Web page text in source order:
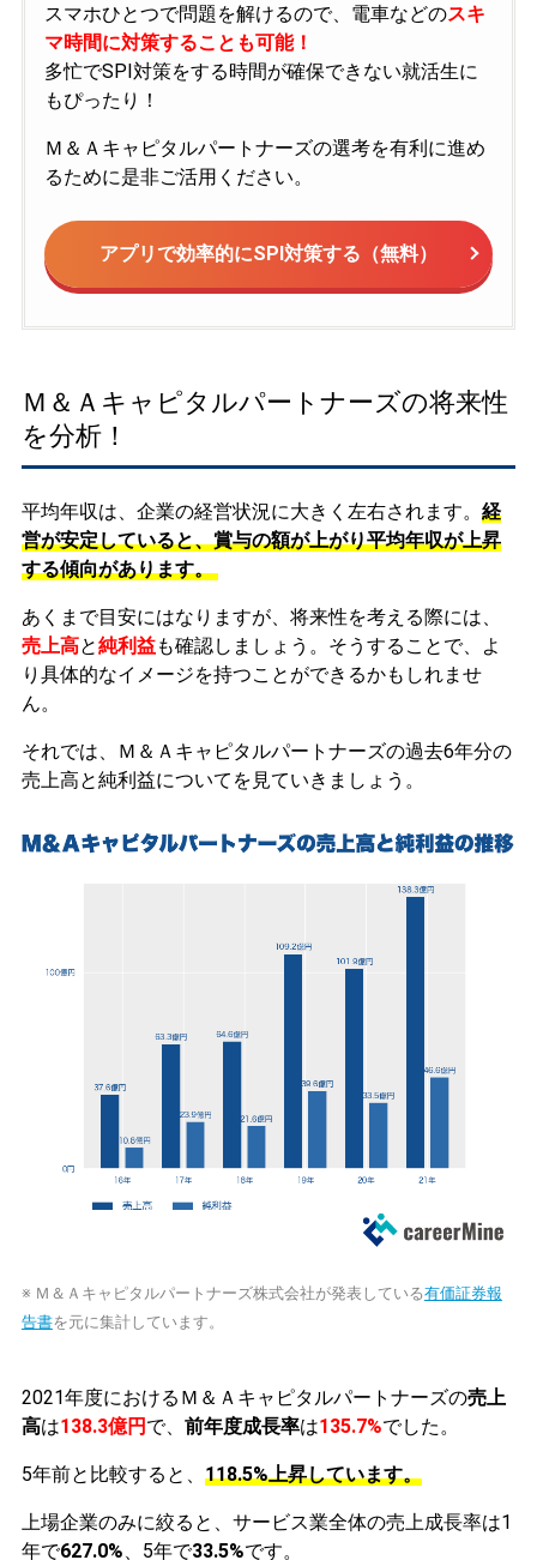
スマホひとつで問題を解けるので、電車などのスキ
マ時間に対策することも可能！
多忙でSPI対策をする時間が確保できない就活生に
もぴったり！
Ｍ＆Ａキャピタルパートナーズの選考を有利に進め
るために是非ご活用ください。
アプリで効率的にSPI対策する（無料）
Ｍ＆Ａキャピタルパートナーズの将来性
を分析！
平均年収は、企業の経営状況に大きく左右されます。 経
営が安定していると、賞与の額が上がり平均年収が上昇
する傾向があります。
あくまで目安にはなりますが、将来性を考える際には、
売上高と純利益も確認しましょう。そうすることで、よ
り具体的なイメージを持つことができるかもしれませ
ん。
それでは、Ｍ＆Ａキャピタルパートナーズの過去6年分の
売上高と純利益についてを見ていきましょう。
※ Ｍ＆Ａキャピタルパートナーズ株式会社が発表している有価証券報
告書を元に集計しています。
2021年度におけるＭ＆Ａキャピタルパートナーズの売上
高は138.3億円 で、 前年度成長率は135.7%でした。
5年前と比較すると、 118.5%上昇しています。
上場企業のみに絞ると、サービス業全体の売上成長率は1
年で627.0%、5年で33.5%です。